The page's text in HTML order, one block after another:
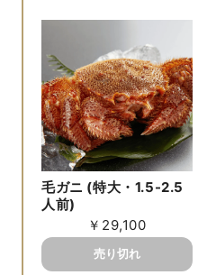
毛ガニ (特大・1.5-2.5
人前)
￥29,100